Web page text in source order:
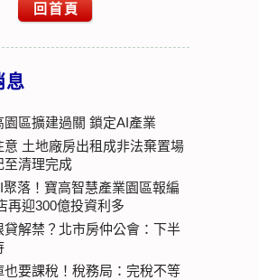
回首頁
息
園區擴建過關 鎖定AI產業
意 土地廠房出租成非法棄置場
至清理完成
聚落！寶高智慧產業園區報編
再迎300億投資利多
貸解禁？北市房仲公會：下半
也要課稅！稅務局：完稅不等